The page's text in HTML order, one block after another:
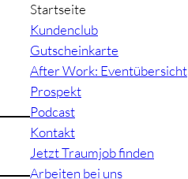
Startseite
Kundenclub
Gutscheinkarte
After Work: Eventübersicht
Prospekt
Podcast
Kontakt
Jetzt Traumjob finden
Arbeiten bei uns